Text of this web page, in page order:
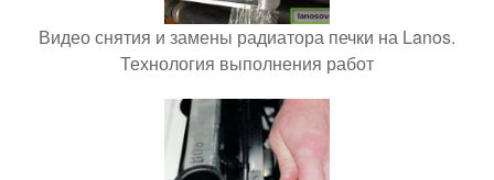
Видео снятия и замены радиатора печки на Lanos.
Технология выполнения работ